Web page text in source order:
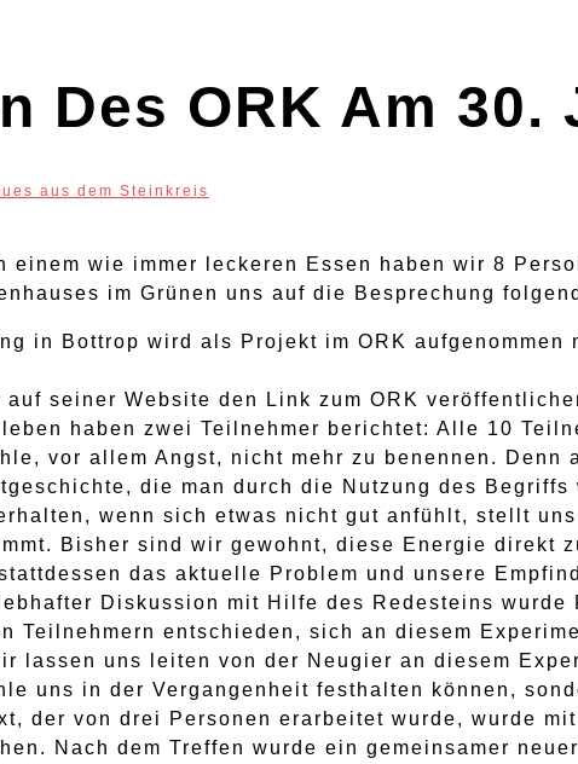
Des ORK Am 30.
aus dem Steinkreis
einem wie immer leckeren Essen haben wir 8
im Grünen uns auf die Besprechung
in Bottrop wird als Projekt im ORK
auf seiner Website den Link zum ORK
haben zwei Teilnehmer berichtet: Alle 10
vor allem Angst, nicht mehr zu benennen. Denn
die man durch die Nutzung des
wenn sich etwas nicht gut anfühlt, stellt
Bisher sind wir gewohnt, diese Energie direkt
das aktuelle Problem und unsere
Diskussion mit Hilfe des Redesteins wurde
Teilnehmern entschieden, sich an diesem
lassen uns leiten von der Neugier an diesem
uns in der Vergangenheit festhalten können,
der von drei Personen erarbeitet wurde, wurde
Nach dem Treffen wurde ein gemeinsamer